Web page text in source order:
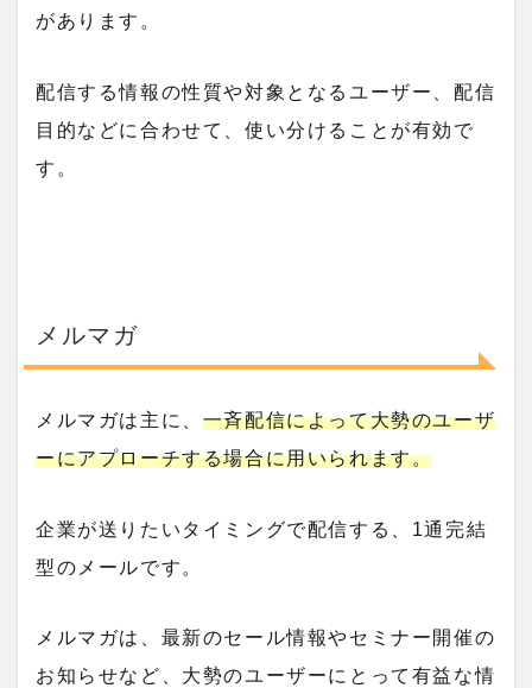
があります。
配信する情報の性質や対象となるユーザー、配信
目的などに合わせて、使い分けることが有効で
す。
メルマガ
メルマガは主に、 一斉配信によって大勢のユーザ
ーにアプローチする場合に用いられます。
企業が送りたいタイミングで配信する、1通完結
型のメールです。
メルマガは、最新のセール情報やセミナー開催の
お知らせなど、大勢のユーザーにとって有益な情